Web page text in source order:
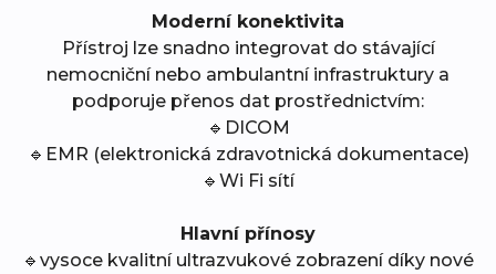
Moderní konektivita
Přístroj lze snadno integrovat do stávající
nemocniční nebo ambulantní infrastruktury a
podporuje přenos dat prostřednictvím:
🔹DICOM
🔹EMR (elektronická zdravotnická dokumentace)
🔹Wi Fi sítí
Hlavní přínosy
🔹vysoce kvalitní ultrazvukové zobrazení díky nové